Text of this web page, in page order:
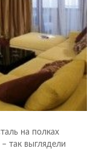
на полках
так выглядели